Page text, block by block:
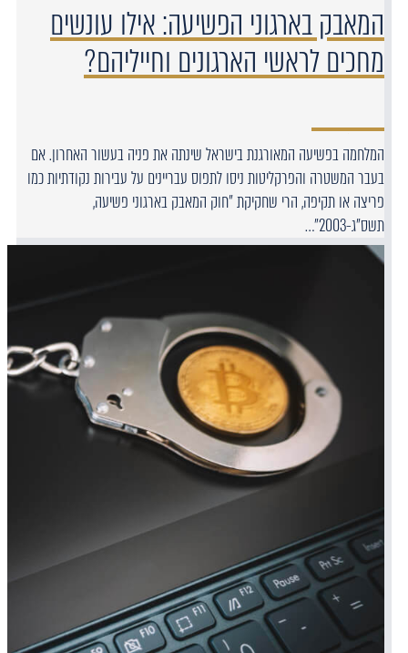
המאבק בארגוני הפשיעה: אילו עונשים
מחכים לראשי הארגונים וחייליהם?
המלחמה בפשיעה המאורגנת בישראל שינתה את פניה בעשור האחרון. אם
בעבר המשטרה והפרקליטות ניסו לתפוס עבריינים על עבירות נקודתיות כמו
פריצה או תקיפה, הרי שחקיקת "חוק המאבק בארגוני פשיעה,
תשס"ג-2003"…